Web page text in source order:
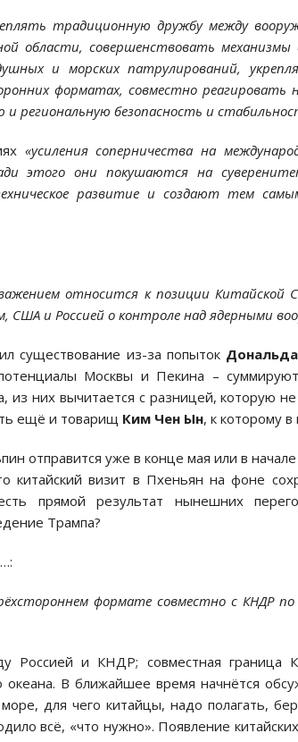
традиционную дружбу между
области, совершенствовать
и морских патрулирований,
форматах, совместно
региональную безопасность и
«усиления соперничества на
этого они покушаются на
развитие и создают тем
относится к позиции Китайской
США и Россией о контроле над ядерными
существование из-за попыток
Москвы и Пекина –
из них вычитается с разницей, которую
ещё и товарищ Ким Чен Ын, к которому в
отправится уже в конце мая или в
китайский визит в Пхеньян на фоне
прямой результат нынешних
Трампа?
формате совместно с КНДР по
Россией и КНДР; совместная
океана. В ближайшее время начнётся
для чего китайцы, надо полагать,
всё, «что нужно». Появление